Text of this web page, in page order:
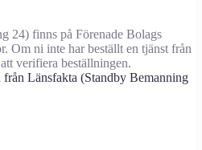
24) finns på Förenade Bolags
Om ni inte har beställt en tjänst från
verifiera beställningen.
från Länsfakta (Standby Bemanning